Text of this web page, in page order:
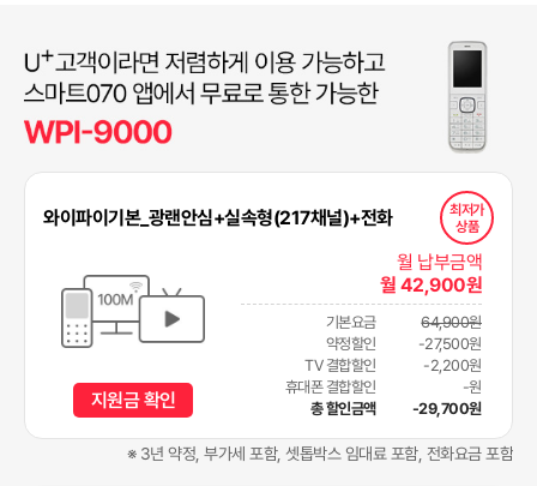
와이파이기본_광랜안심+실속형(217채널)+전화
최저가
상품
지원금 확인
월 납부금액
월 42,900원
기본요금
약정할인
TV 결합할인
휴대폰 결합할인
총 할인금액
64,900원
-27,500원
-2,200원
-원
-29,700원
※ 3년 약정, 부가세 포함, 셋톱박스 임대료 포함, 전화요금 포함